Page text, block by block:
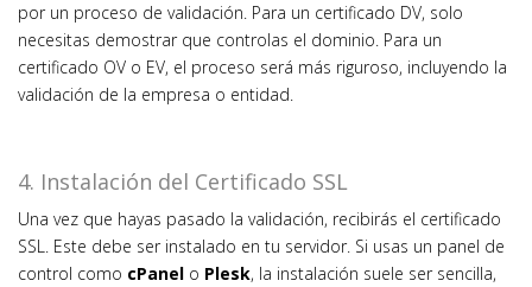
por un proceso de validación. Para un certificado DV, solo
necesitas demostrar que controlas el dominio. Para un
certificado OV o EV, el proceso será más riguroso, incluyendo la
validación de la empresa o entidad.
4. Instalación del Certificado SSL
Una vez que hayas pasado la validación, recibirás el certificado
SSL. Este debe ser instalado en tu servidor. Si usas un panel de
control como cPanel o Plesk, la instalación suele ser sencilla,